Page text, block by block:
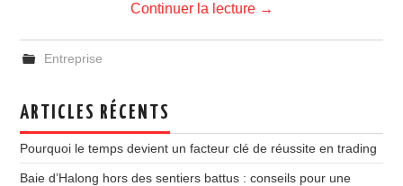
Continuer la lecture →
Entreprise
ARTICLES RÉCENTS
Pourquoi le temps devient un facteur clé de réussite en trading
Baie d’Halong hors des sentiers battus : conseils pour une